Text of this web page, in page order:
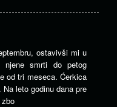
ostavivši mi u
njene smrti do petog
od tri meseca. Ćerkica
leto godinu dana pre